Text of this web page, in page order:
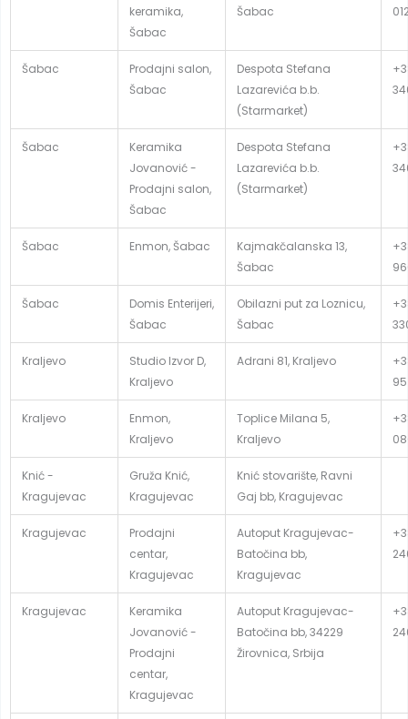
keramika,
Šabac
Šabac
Šabac
Prodajni salon,
Šabac
Despota Stefana
Lazarevića b.b.
(Starmarket)
Šabac
Keramika
Jovanović -
Prodajni salon,
Šabac
Despota Stefana
Lazarevića b.b.
(Starmarket)
Šabac Enmon, Šabac
Kajmakčalanska 13,
Šabac
Šabac
Domis Enterijeri,
Šabac
Obilazni put za Loznicu,
Šabac
Kraljevo
Studio Izvor D,
Kraljevo
Adrani 81, Kraljevo
Kraljevo
Enmon,
Kraljevo
Toplice Milana 5,
Kraljevo
Knić -
Kragujevac
Gruža Knić,
Kragujevac
Knić stovarište, Ravni
Gaj bb, Kragujevac
Kragujevac
Prodajni
centar,
Kragujevac
Autoput Kragujevac-
Batočina bb,
Kragujevac
Kragujevac
Keramika
Jovanović -
Prodajni
centar,
Kragujevac
Autoput Kragujevac-
Batočina bb, 34229
Žirovnica, Srbija